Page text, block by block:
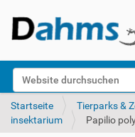
Website durchsuchen
k
Startseite Tierparks &
insektarium
Papilio